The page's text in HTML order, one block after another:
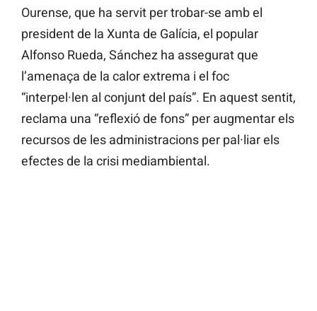
Ourense, que ha servit per trobar-se amb el
president de la Xunta de Galícia, el popular
Alfonso Rueda, Sánchez ha assegurat que
l’amenaça de la calor extrema i el foc
“interpel·len al conjunt del país”. En aquest sentit,
reclama una “reflexió de fons” per augmentar els
recursos de les administracions per pal·liar els
efectes de la crisi mediambiental.